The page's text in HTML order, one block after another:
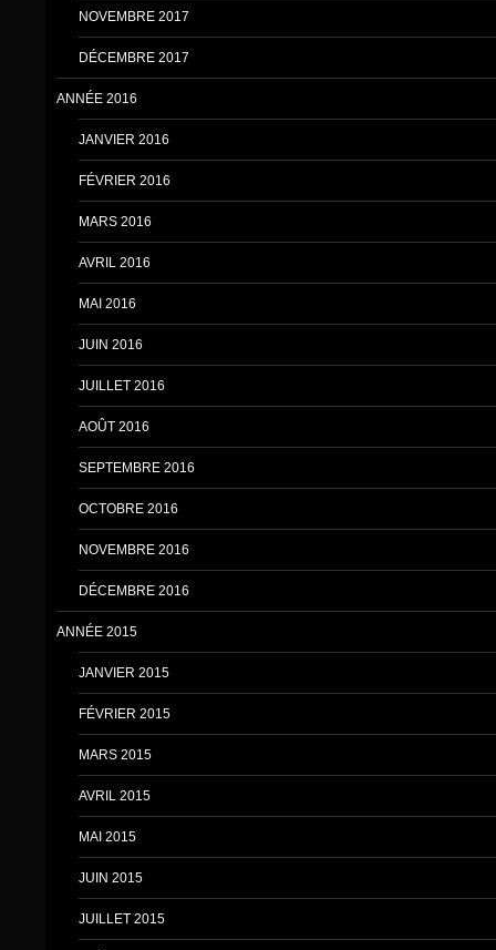
NOVEMBRE 2017
DÉCEMBRE 2017
ANNÉE 2016
JANVIER 2016
FÉVRIER 2016
MARS 2016
AVRIL 2016
MAI 2016
JUIN 2016
JUILLET 2016
AOÛT 2016
SEPTEMBRE 2016
OCTOBRE 2016
NOVEMBRE 2016
DÉCEMBRE 2016
ANNÉE 2015
JANVIER 2015
FÉVRIER 2015
MARS 2015
AVRIL 2015
MAI 2015
JUIN 2015
JUILLET 2015